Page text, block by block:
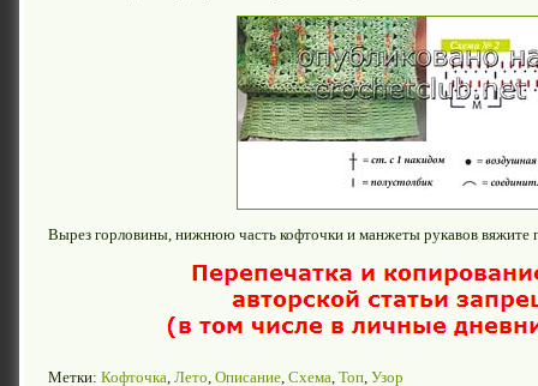
Вырез горловины, нижнюю часть кофточки и манжеты рукавов вяжите
Метки: Кофточка Лето Описание Схема Топ Узор